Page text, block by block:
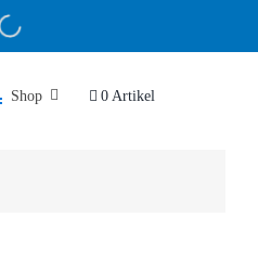
Shop 0 Artikel